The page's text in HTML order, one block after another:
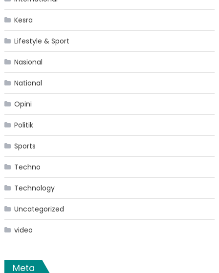
Kesra
Lifestyle & Sport
Nasional
National
Opini
Politik
Sports
Techno
Technology
Uncategorized
video
Meta